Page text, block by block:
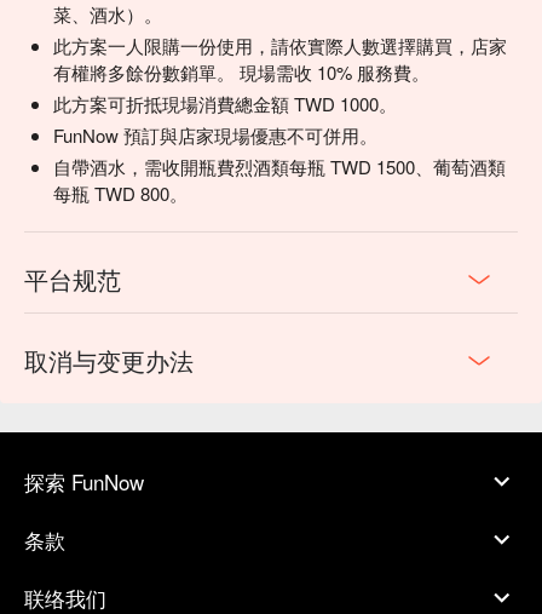
菜、酒水）。
此方案一人限購一份使用，請依實際人數選擇購買，店家
有權將多餘份數銷單。 現場需收 10% 服務費。
此方案可折抵現場消費總金額 TWD 1000。
FunNow 預訂與店家現場優惠不可併用。
自帶酒水，需收開瓶費烈酒類每瓶 TWD 1500、葡萄酒類
每瓶 TWD 800。
平台规范
取消与变更办法
探索 FunNow
条款
联络我们